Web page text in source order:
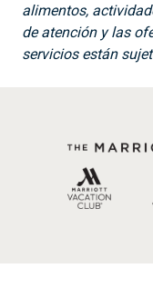
alimentos,
de atención y las
servicios están